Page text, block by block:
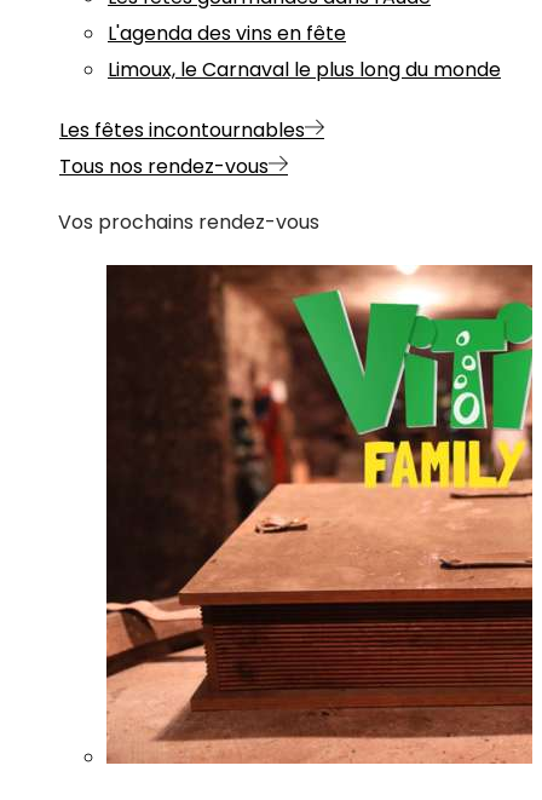
L'agenda des vins en fête
Limoux, le Carnaval le plus long du monde
Les fêtes incontournables
Tous nos rendez-vous
Vos prochains rendez-vous